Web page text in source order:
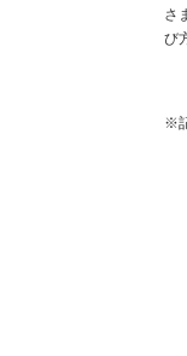
さ
び
※